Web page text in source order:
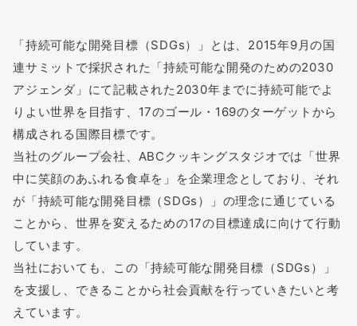
「持続可能な開発目標（SDGs）」とは、2015年9月の国
連サミットで採択された「持続可能な開発のための2030
アジェンダ」にて記載された2030年までに持続可能でよ
りよい世界を目指す、17のゴール・169のターゲットから
構成される国際目標です。
当社のグループ会社、ABCクッキングスタジオでは「世界
中に笑顔のあふれる食卓を」を企業理念としており、それ
が「持続可能な開発目標（SDGs）」の理念に通じている
ことから、世界を変えるための17の目標達成に向けて行動
しています。
当社においても、この「持続可能な開発目標（SDGs）」
を支援し、できることから社会貢献を行っていきたいと考
えています。